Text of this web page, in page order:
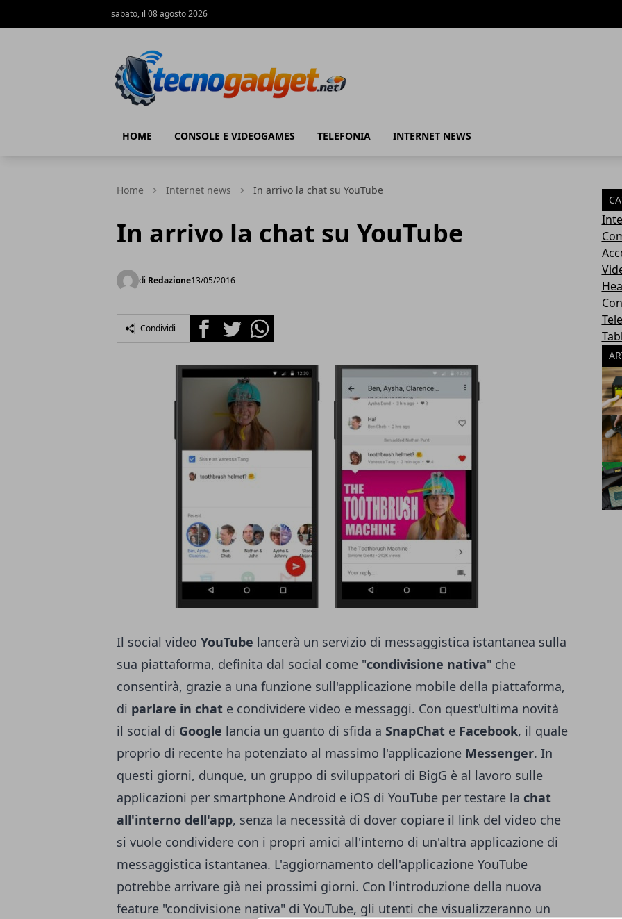
sabato, il 08 agosto 2026
HOME CONSOLE E VIDEOGAMES TELEFONIA INTERNET NEWS
Home Internet news In arrivo la chat su YouTube
In arrivo la chat su YouTube
di Redazione13/05/2016
Condividi FacebookTwitterWhatsapp
Il social video YouTube lancerà un servizio di messaggistica istantanea sulla
sua piattaforma, definita dal social come "condivisione nativa" che
consentirà, grazie a una funzione sull'applicazione mobile della piattaforma,
di parlare in chat e condividere video e messaggi. Con quest'ultima novità
il social di Google lancia un guanto di sfida a SnapChat e Facebook, il quale
proprio di recente ha potenziato al massimo l'applicazione Messenger. In
questi giorni, dunque, un gruppo di sviluppatori di BigG è al lavoro sulle
applicazioni per smartphone Android e iOS di YouTube per testare la chat
all'interno dell'app, senza la necessità di dover copiare il link del video che
si vuole condividere con i propri amici all'interno di un'altra applicazione di
messaggistica istantanea. L'aggiornamento dell'applicazione YouTube
potrebbe arrivare già nei prossimi giorni. Con l'introduzione della nuova
feature "condivisione nativa" di YouTube, gli utenti che visualizzeranno un